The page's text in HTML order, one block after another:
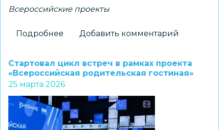
Всероссийские проекты
Подробнее
заявок
на
Всероссийский
конкурс
«Лига
Добавить комментарий
Стартовал цикл встреч в рамках проекта
«Всероссийская родительская гостиная»
25 марта 2026